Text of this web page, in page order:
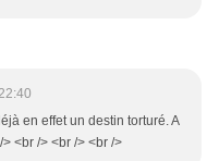
en effet un destin torturé. A
<br /> <br /> <br />